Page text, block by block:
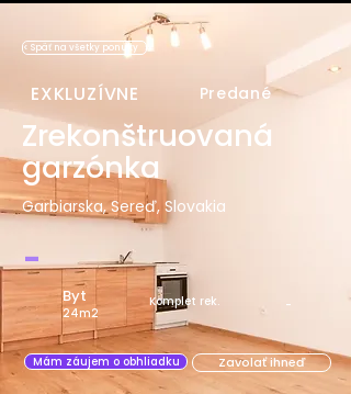
Predané
Zrekonštruovaná
garzónka
Garbiarska, Sereď, Slovakia
< Späť na všetky ponuky
EXKLUZÍVNE
-
Zavolať ihneď
Byt
24m2
Mám záujem o obhliadku
Komplet rek. -